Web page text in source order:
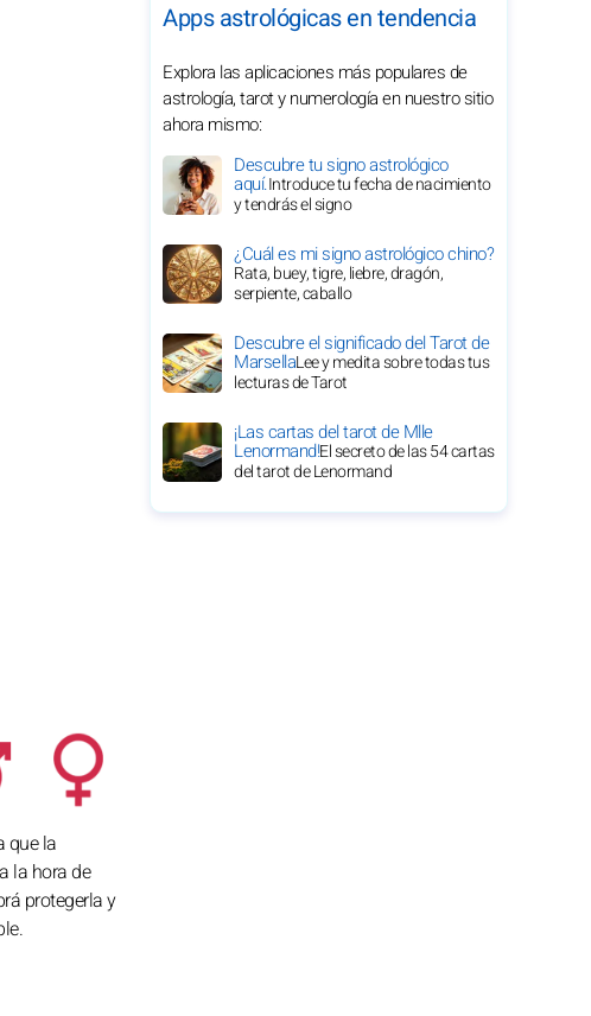
que la
la hora de
protegerla y
Apps astrológicas en tendencia
Explora las aplicaciones más populares de
astrología, tarot y numerología en nuestro sitio
ahora mismo:
Descubre tu signo astrológico
aquí.Introduce tu fecha de nacimiento
y tendrás el signo
¿Cuál es mi signo astrológico chino?
Rata, buey, tigre, liebre, dragón,
serpiente, caballo
Descubre el significado del Tarot de
MarsellaLee y medita sobre todas tus
lecturas de Tarot
¡Las cartas del tarot de Mlle
Lenormand!El secreto de las 54 cartas
del tarot de Lenormand